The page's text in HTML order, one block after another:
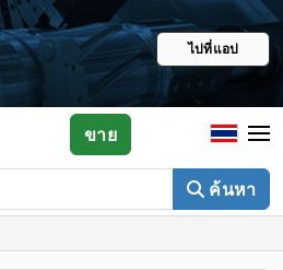
ไปที่แอป
ค้นหา
ขาย